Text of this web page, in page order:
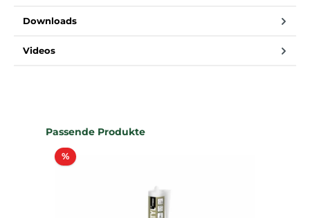
Downloads
Videos
Produktgalerie überspringen
Passende Produkte
%Rabatt